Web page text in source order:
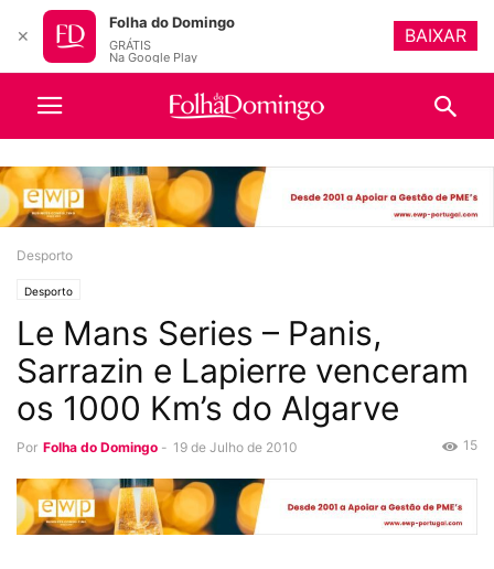
Desporto
Desporto
Le Mans Series – Panis,
Sarrazin e Lapierre venceram
os 1000 Km’s do Algarve
Por Folha do Domingo - 19 de Julho de 2010 15
✕
Folha do Domingo
GRÁTIS
Na Google Play
BAIXAR